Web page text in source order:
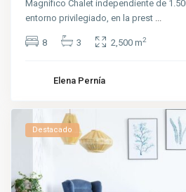
Magnífico Chalet independiente de
entorno privilegiado, en la prest
8 3 2,500 m2
Elena Pernía
Destacado